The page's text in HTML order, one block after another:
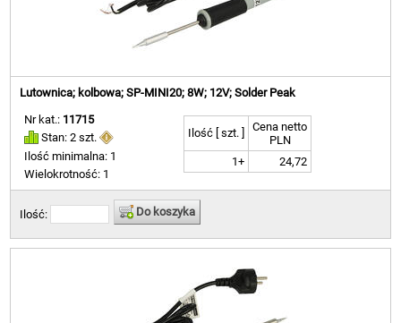
Lutownica; kolbowa; SP-MINI20; 8W; 12V; Solder Peak
Nr kat.: 11715
Stan: 2 szt.
Ilość minimalna: 1
Wielokrotność: 1
Ilość [ szt. ]
Cena netto
PLN
1+
24,72
Ilość: Do koszyka